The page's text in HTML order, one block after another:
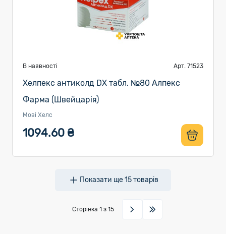
В наявності Арт. 71523
Хелпекс антиколд DX табл. №80 Алпекс
Фарма (Швейцарія)
Мові Хелс
1094.60 ₴
Показати ще15товарів
Сторінка 1 з 15